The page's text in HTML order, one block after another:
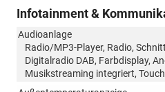
Infotainment &
Audioanlage
Radio/MP3-Player, Radio,
Digitalradio DAB, Farbdisplay,
Musikstreaming integriert,